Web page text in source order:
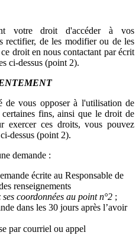
votre droit d'accéder à vos
rectifier, de les modifier ou de les
droit en nous contactant par écrit
ci-dessus (point 2).
de vous opposer à l'utilisation de
fins, ainsi que le droit de
exercer ces droits, vous pouvez
dessus (point 2).
demande :
écrite au Responsable de
renseignements
ses coordonnées au point n°2 ;
dans les 30 jours après l’avoir
par courriel ou appel